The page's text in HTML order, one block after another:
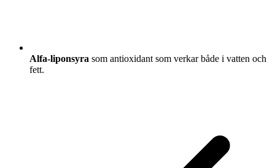
Alfa-liponsyra som antioxidant som verkar både i vatten och
fett.